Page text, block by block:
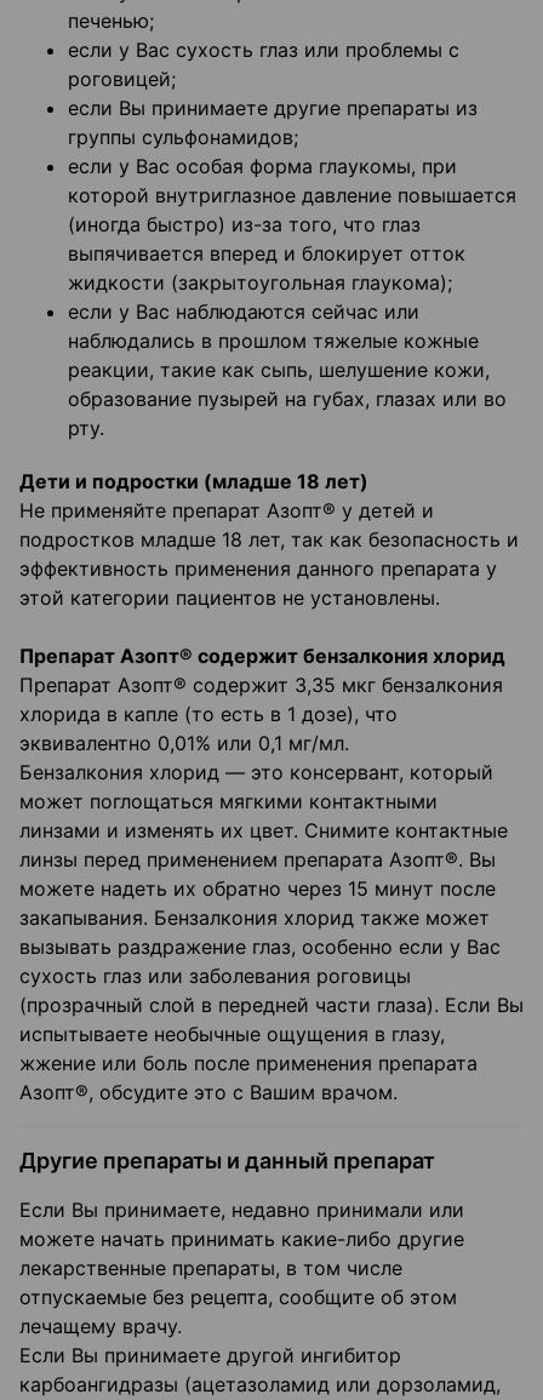
печенью;
если у Вас сухость глаз или проблемы с
роговицей;
если Вы принимаете другие препараты из
группы сульфонамидов;
если у Вас особая форма глаукомы, при
которой внутриглазное давление повышается
(иногда быстро) из-за того, что глаз
выпячивается вперед и блокирует отток
жидкости (закрытоугольная глаукома);
если у Вас наблюдаются сейчас или
наблюдались в прошлом тяжелые кожные
реакции, такие как сыпь, шелушение кожи,
образование пузырей на губах, глазах или во
рту.
Дети и подростки (младше 18 лет)
Не применяйте препарат Азопт® у детей и
подростков младше 18 лет, так как безопасность и
эффективность применения данного препарата у
этой категории пациентов не установлены.
Препарат Азопт® содержит бензалкония хлорид
Препарат Азопт® содержит 3,35 мкг бензалкония
хлорида в капле (то есть в 1 дозе), что
эквивалентно 0,01% или 0,1 мг/мл.
Бензалкония хлорид — это консервант, который
может поглощаться мягкими контактными
линзами и изменять их цвет. Снимите контактные
линзы перед применением препарата Азопт®. Вы
можете надеть их обратно через 15 минут после
закапывания. Бензалкония хлорид также может
вызывать раздражение глаз, особенно если у Вас
сухость глаз или заболевания роговицы
(прозрачный слой в передней части глаза). Если Вы
испытываете необычные ощущения в глазу,
жжение или боль после применения препарата
Азопт®, обсудите это с Вашим врачом.
Другие препараты и данный препарат
Если Вы принимаете, недавно принимали или
можете начать принимать какие-либо другие
лекарственные препараты, в том числе
отпускаемые без рецепта, сообщите об этом
лечащему врачу.
Если Вы принимаете другой ингибитор
карбоангидразы (ацетазоламид или дорзоламид,